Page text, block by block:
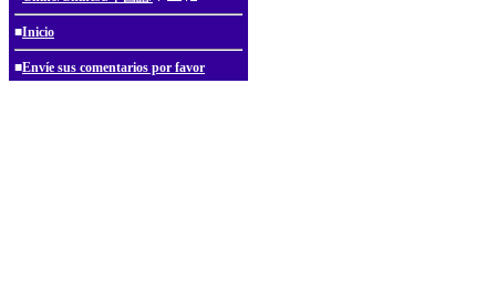
■Inicio
■Envíe sus comentarios por favor